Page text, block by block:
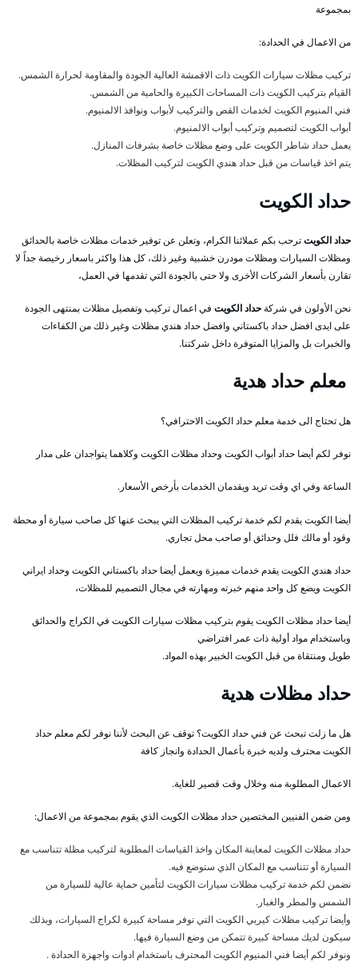
بمجموعة
من الاعمال في الحدادة:
تركيب مظلات سيارات الكويت ذات الاقمشة العالية الجودة والمقاومة لحرارة الشمس.
القيام بتركيب الكويت ذات المساحات الكبيرة والحامية من الشمس.
فني المنيوم الكويت لخدمات القص والتركيب لأبواب ونوافذ الالمنيوم.
أبواب الكويت لتصميم وتركيب أبواب الالمنيوم.
يعمل حداد شاطر الكويت على وضع مظلات خاصة بشرفات المنازل.
يتم اخذ قياسات من قبل حداد هندي الكويت لتركيب المظلات.
حداد الكويت
حداد الكويتترحب بكم عملائنا الكرام، وتعلن عن توفير خدمات مظلات خاصة بالحدائق
ومظلات السيارات ومظلات مودرن خشبية وغير ذلك، كل هذا واكثر باسعار رخيصة جداً لا
تقارن بأسعار الشركات الأخرى ولا حتى بالجودة التي تقدمها في العمل،
نحن الأولون في شركةحداد الكويت في اعمال تركيب وتفصيل مظلات بمنتهى الجودة
على ايدى افضل حداد باكستاني وافضل حداد هندي مظلات وغير ذلك من الكفاءات
والخبرات بل والمزايا المتوفرة داخل شركتنا.
معلم حداد هدية
هل تحتاج الى خدمة معلم حداد الكويت الاحترافي؟
نوفر لكم أيضا حداد أبواب الكويت وحداد مظلات الكويت وكلاهما يتواجدان على مدار
الساعة وفي اي وقت تريد ويقدمان الخدمات بأرخص الأسعار.
أيضا الكويت يقدم لكم خدمة تركيب المظلات التي يبحث عنها كل صاحب سيارة أو محطة
وقود أو مالك فلل وحدائق أو صاحب محل تجاري.
حداد هندي الكويت يقدم خدمات مميزة ويعمل أيضا حداد باكستاني الكويت وحداد ايراني
الكويت ويضع كل واحد منهم خبرته ومهارته في مجال التصميم للمظلات،
أيضا حداد مظلات الكويت يقوم بتركيب مظلات سيارات الكويت في الكراج والحدائق
وباستخدام مواد أولية ذات عمر افتراضي
طويل ومنتقاة من قبل الكويت الخبير بهذه المواد.
حداد مظلات هدية
هل ما زلت تبحث عن فني حداد الكويت؟ توقف عن البحث لأننا نوفر لكم معلم حداد
الكويت محترف ولديه خبرة بأعمال الحدادة وانجاز كافة
الاعمال المطلوبة منه وخلال وقت قصير للغاية.
ومن ضمن الفنيين المختصين حداد مظلات الكويت الذي يقوم بمجموعة من الاعمال:
حداد مظلات الكويت لمعاينة المكان واخذ القياسات المطلوبة لتركيب مظلة تتناسب مع
السيارة أو تتناسب مع المكان الذي ستوضع فيه.
نضمن لكم خدمة تركيب مظلات سيارات الكويت لتأمين حماية عالية للسيارة من
الشمس والمطر والغبار.
وأيضا تركيب مظلات كيربي الكويت التي توفر مساحة كبيرة لكراج السيارات، وبذلك
سيكون لديك مساحة كبيرة تتمكن من وضع السيارة فيها.
ونوفر لكم أيضا فني المنيوم الكويت المحترف باستخدام ادوات واجهزة الحدادة .